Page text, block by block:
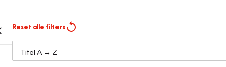
Reset alle filters